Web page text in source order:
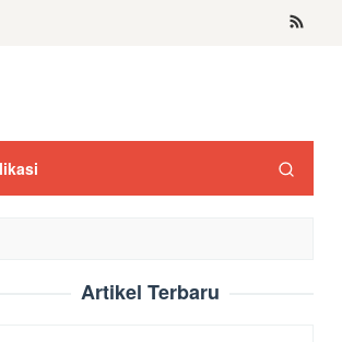
Artikel Terbaru